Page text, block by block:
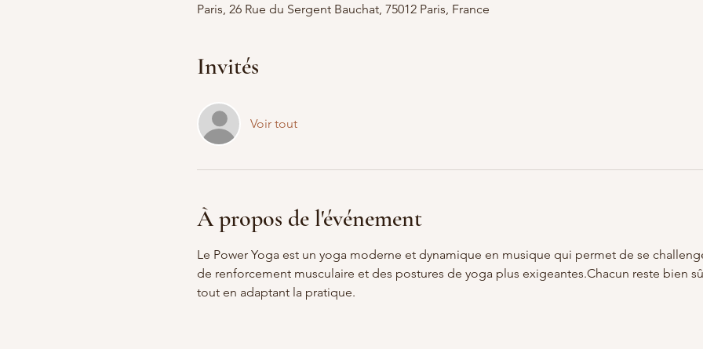
Paris, 26 Rue du Sergent Bauchat, 75012 Paris, France
Invités
Voir tout
À propos de l'événement
Le Power Yoga est un yoga moderne et dynamique en musique qui permet de se
de renforcement musculaire et des postures de yoga plus exigeantes.Chacun reste bien
tout en adaptant la pratique.